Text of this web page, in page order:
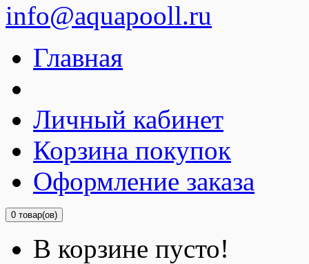
info@aquapooll.ru
Главная
Личный кабинет
Корзина покупок
Оформление заказа
0 товар(ов)
В корзине пусто!